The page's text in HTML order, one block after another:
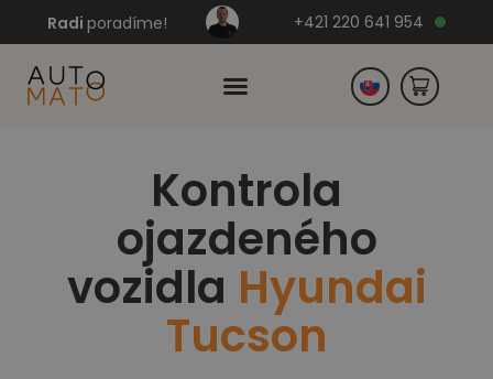
Radi poradíme! +421 220 641 954
Kontrola
ojazdeného
vozidla Hyundai
Tucson